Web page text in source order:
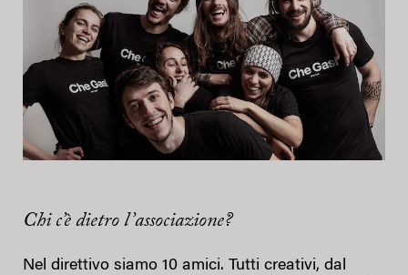
Chi c’è dietro l’associazione?
Nel direttivo siamo 10 amici. Tutti creativi, dal